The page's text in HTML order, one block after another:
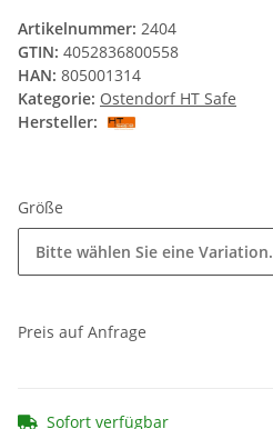
Artikelnummer: 2404
GTIN: 4052836800558
HAN: 805001314
Kategorie: Ostendorf HT Safe
Hersteller:
Größe
Bitte wählen Sie eine Variation.
Preis auf Anfrage
Sofort verfügbar